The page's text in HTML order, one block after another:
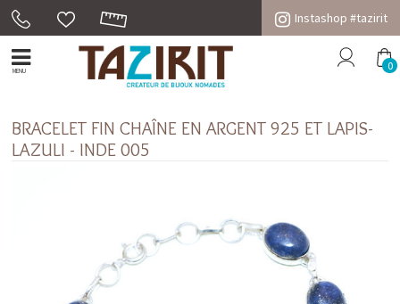
Instashop #tazirit
MENU 0
BRACELET FIN CHAÎNE EN ARGENT 925 ET LAPIS-
LAZULI - INDE 005